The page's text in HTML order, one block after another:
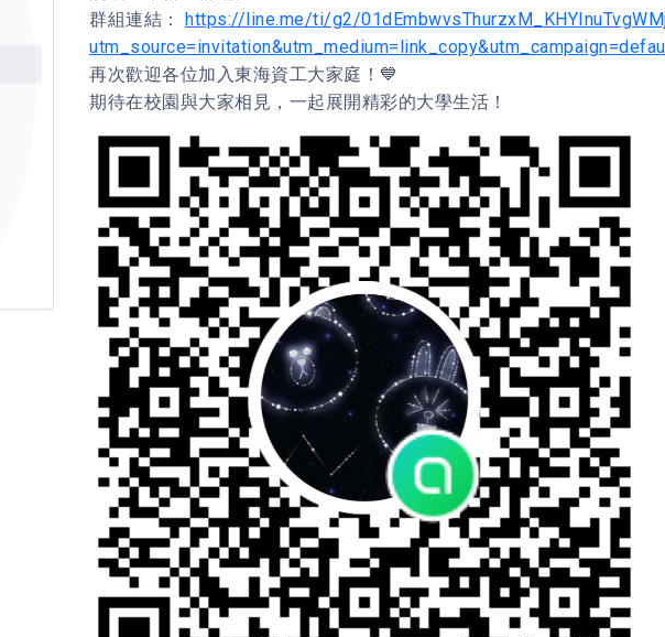
群組連結： https://line.me/ti/g2/
再次歡迎各位加入東海資工大家庭！💙
期待在校園與大家相見，一起展開精彩的大學生活！